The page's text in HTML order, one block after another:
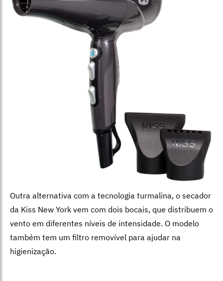
Outra alternativa com a tecnologia turmalina, o secador
da Kiss New York vem com dois bocais, que distribuem o
vento em diferentes níveis de intensidade. O modelo
também tem um filtro removível para ajudar na
higienização.